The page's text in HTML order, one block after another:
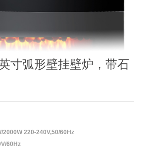
寸弧形壁挂壁炉，带石
2000W 220-240V,50/60Hz
60Hz